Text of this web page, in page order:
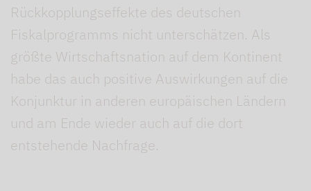
Rückkopplungseffekte des deutschen
Fiskalprogramms nicht unterschätzen. Als
größte Wirtschaftsnation auf dem Kontinent
habe das auch positive Auswirkungen auf die
Konjunktur in anderen europäischen Ländern
und am Ende wieder auch auf die dort
entstehende Nachfrage.